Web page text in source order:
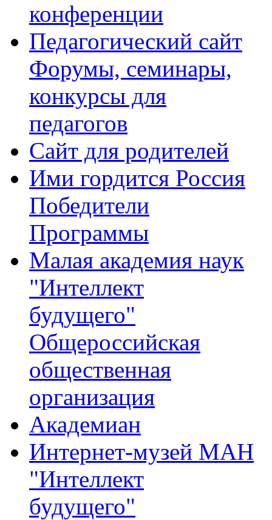
конференции
Педагогический сайт
Форумы, семинары,
конкурсы для
педагогов
Сайт для родителей
Ими гордится Россия
Победители
Программы
Малая академия наук
"Интеллект
будущего"
Общероссийская
общественная
организация
Академиан
Интернет-музей МАН
"Интеллект
будущего"